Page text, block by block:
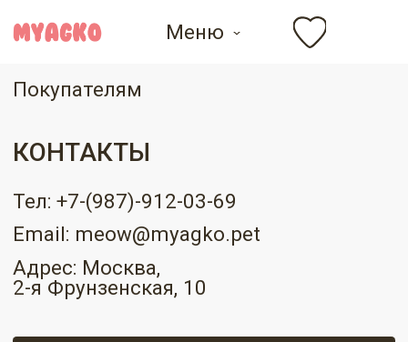
Каталог
Адрес: Москва,
2-я Фрунзенская, 10
Тел: +7-(987)-912-03-69
Главная